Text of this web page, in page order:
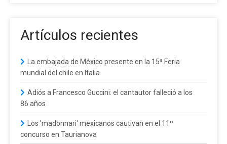
Artículos recientes
La embajada de México presente en la 15ª Feria
mundial del chile en Italia
Adiós a Francesco Guccini: el cantautor falleció a los
86 años
Los 'madonnari' mexicanos cautivan en el 11º
concurso en Taurianova